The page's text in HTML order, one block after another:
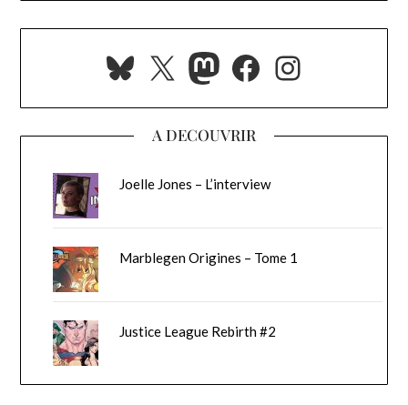
Bluesky
X Mastodon
Facebook
A DECOUVRIR
Joelle Jones – L’interview
Marblegen Origines – Tome 1
Justice League Rebirth #2